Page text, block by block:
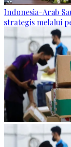
Indonesia-Arab
strategis melalui